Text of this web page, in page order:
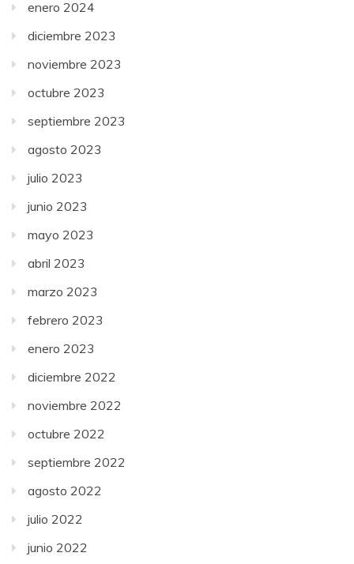
enero 2024
diciembre 2023
noviembre 2023
octubre 2023
septiembre 2023
agosto 2023
julio 2023
junio 2023
mayo 2023
abril 2023
marzo 2023
febrero 2023
enero 2023
diciembre 2022
noviembre 2022
octubre 2022
septiembre 2022
agosto 2022
julio 2022
junio 2022